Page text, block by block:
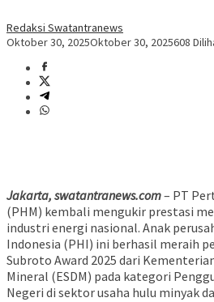
Redaksi Swatantranews
Oktober 30, 2025Oktober 30, 2025608
Jakarta, swatantranews.com– PT
(PHM) kembali mengukir prestasi
industri energi nasional. Anak
Indonesia (PHI) ini berhasil meraih
Subroto Award 2025 dari
Mineral (ESDM) pada kategori
Negeri di sektor usaha hulu minyak